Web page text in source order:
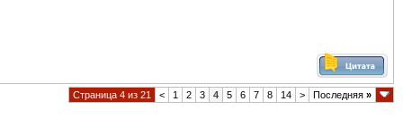
Страница 4 из 21 < 1 2 3 4 5 6 7 8 14 > Последняя »